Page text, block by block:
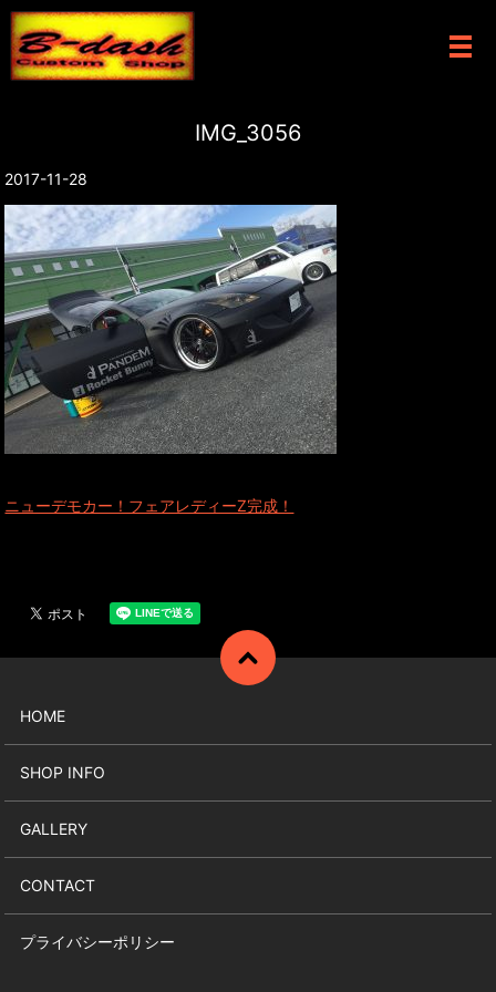
メ
IMG_3056
2017-11-28
ニューデモカー！フェアレディーZ完成！
HOME
SHOP INFO
GALLERY
CONTACT
プライバシーポリシー